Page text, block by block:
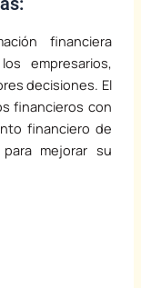
financiera
empresarios,
decisiones. El
financieros con
financiero de
mejorar su